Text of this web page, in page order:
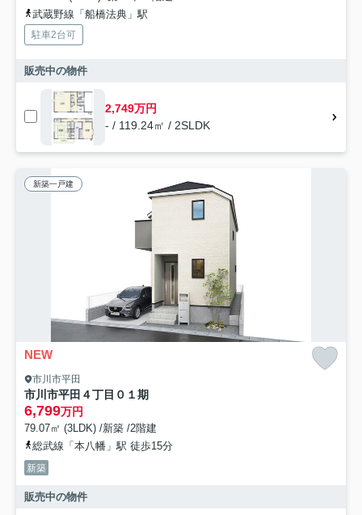
武蔵野線「船橋法典」駅
駐車2台可
販売中の物件
2,749万円
- / 119.24㎡ / 2SLDK
新築一戸建
NEW
市川市平田
市川市平田４丁目０１期
6,799万円
79.07㎡ (3LDK) /新築 /2階建
総武線「本八幡」駅 徒歩15分
新築
販売中の物件